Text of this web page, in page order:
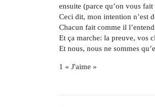
ensuite (parce qu’on vous
Ceci dit, mon intention n’est
Chacun fait comme il
Et ça marche: la preuve, vos
Et nous, nous ne sommes
1 « J'aime »